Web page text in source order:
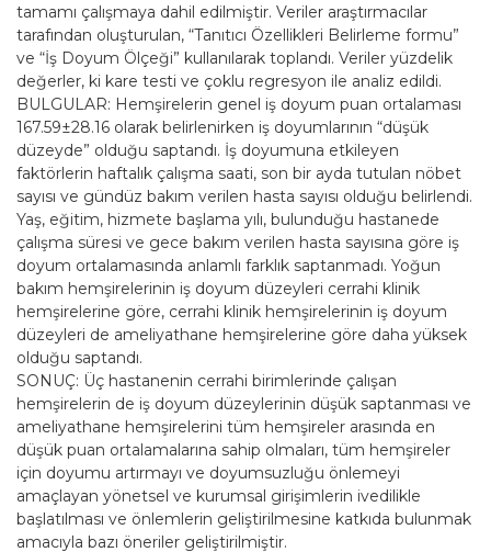
tamamı çalışmaya dahil edilmiştir. Veriler araştırmacılar
tarafından oluşturulan, “Tanıtıcı Özellikleri Belirleme formu”
ve “İş Doyum Ölçeği” kullanılarak toplandı. Veriler yüzdelik
değerler, ki kare testi ve çoklu regresyon ile analiz edildi.
BULGULAR: Hemşirelerin genel iş doyum puan ortalaması
167.59±28.16 olarak belirlenirken iş doyumlarının “düşük
düzeyde” olduğu saptandı. İş doyumuna etkileyen
faktörlerin haftalık çalışma saati, son bir ayda tutulan nöbet
sayısı ve gündüz bakım verilen hasta sayısı olduğu belirlendi.
Yaş, eğitim, hizmete başlama yılı, bulunduğu hastanede
çalışma süresi ve gece bakım verilen hasta sayısına göre iş
doyum ortalamasında anlamlı farklık saptanmadı. Yoğun
bakım hemşirelerinin iş doyum düzeyleri cerrahi klinik
hemşirelerine göre, cerrahi klinik hemşirelerinin iş doyum
düzeyleri de ameliyathane hemşirelerine göre daha yüksek
olduğu saptandı.
SONUÇ: Üç hastanenin cerrahi birimlerinde çalışan
hemşirelerin de iş doyum düzeylerinin düşük saptanması ve
ameliyathane hemşirelerini tüm hemşireler arasında en
düşük puan ortalamalarına sahip olmaları, tüm hemşireler
için doyumu artırmayı ve doyumsuzluğu önlemeyi
amaçlayan yönetsel ve kurumsal girişimlerin ivedilikle
başlatılması ve önlemlerin geliştirilmesine katkıda bulunmak
amacıyla bazı öneriler geliştirilmiştir.